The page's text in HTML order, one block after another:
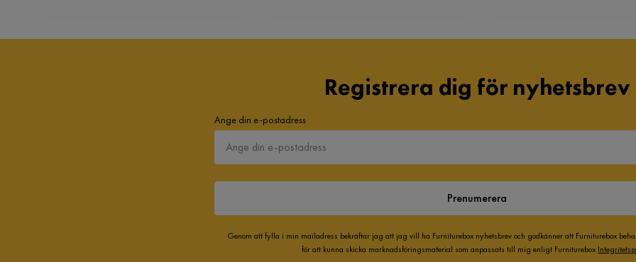
Registrera dig för nyhetsbrev
Ange din e-postadress
Prenumerera
Genom att fylla i min mailadress bekräftar jag att jag vill ha Furniturebox nyhetsbrev och godkänner att Furniturebox
för att kunna skicka marknadsföringsmaterial som anpassats till mig enligt Furniturebox